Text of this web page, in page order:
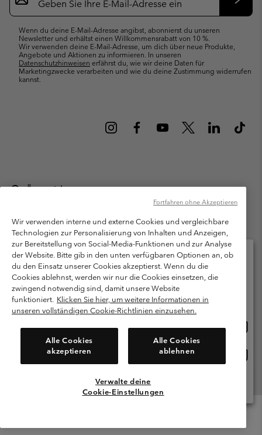
Wenn du deine E-Mail-Adresse angibst, abonnierst du unseren
Newsletter und erhältst einen Willkommensrabatt von 10 %.
Wir verwenden deine E-Mail-Adresse, um dich über neue Produkte,
Angebote und Aktionen zu informieren. In unseren
Datenschutzhinweisen erfährst du, wie wir deine Daten für
Marketingzwecke verarbeiten und wie du deine Zustimmung widerrufen
kannst.
Österreich
Columbia Sportswear Austria GmbH. Moosfeldstraße 1, 5101
Bergheim, Salzburg Österreich. Alle Rechte vorbehalten.
Nutzungsbedingungen
Allgemeine Verkaufsbedingungen
Garantie
Datenschutzerklärung
Bestimmungen und Bedingungen des Mitglieder Programms
Nutzungsbedingungen Für Nutzergenerierte Inhalte
Cookies
Kundenservice: Mo- Fr. 9:00 - 13:00 & 14:00- 18:00 Uhr
(+)43720880525
Wir verwenden interne und externe Cookies und vergleichbare
Technologien zur Personalisierung von Inhalten und Anzeigen,
zur Bereitstellung von Social-Media-Funktionen und zur Analyse
der Website. Bitte gib in den unten verfügbaren Optionen an, ob
du den Einsatz unserer Cookies akzeptierst. Wenn du die
Cookies ablehnst, werden wir nur die Cookies einsetzen, die
zwingend notwendig sind, damit unsere Website
funktioniert. Klicken Sie hier, um weitere Informationen in
unseren vollständigen Cookie-Richtlinien einzusehen.
Alle Cookies
akzeptieren
Alle Cookies
ablehnen
Verwalte deine
Cookie-Einstellungen
Fortfahren ohne Akzeptieren
Bitte wählen Sie Ihr Lieferland und Ihre Sprache
Online-Einkauf verfügbar
Österreich
Alle Länder Anzeigen